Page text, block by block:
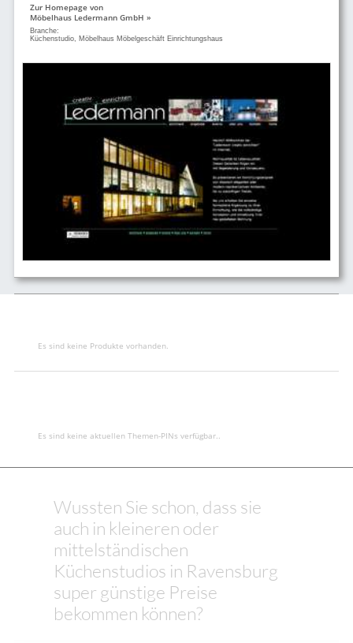
Zur Homepage von
Möbelhaus Ledermann GmbH »
Branche:
Küchenstudio, Möbelhaus Möbelgeschäft Einrichtungshaus
Es sind keine Produkte vorhanden.
Es sind keine aktuellen Themen-PINs verfügbar..
Wussten Sie schon, dass sie
auch in kleineren oder
mittelständischen
Küchenstudios in Ravensburg
super günstige Preise
bekommen können?